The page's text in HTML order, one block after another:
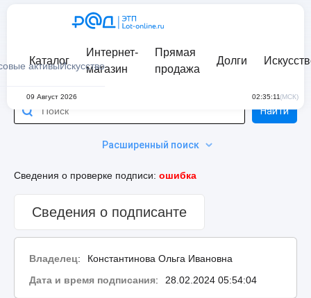
активыИскусство
Каталог
Интернет-
магазин
Прямая
продажа
Долги
09 Август 2026 02:35:11(МСК)
Расширенный поиск
Найти
Сведения о проверке подписи: ошибка
Сведения о подписанте
Владелец:
Константинова Ольга Ивановна
Дата и время подписания: 28.02.2024 05:54:04